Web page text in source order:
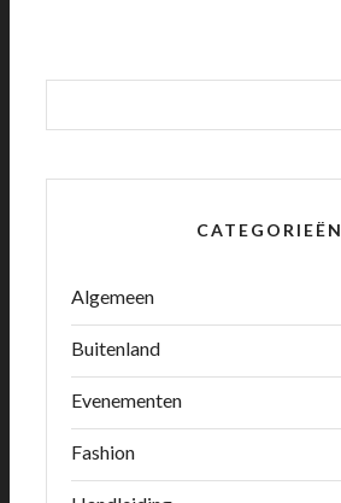
CATEGORIEËN
Algemeen
Buitenland
Evenementen
Fashion